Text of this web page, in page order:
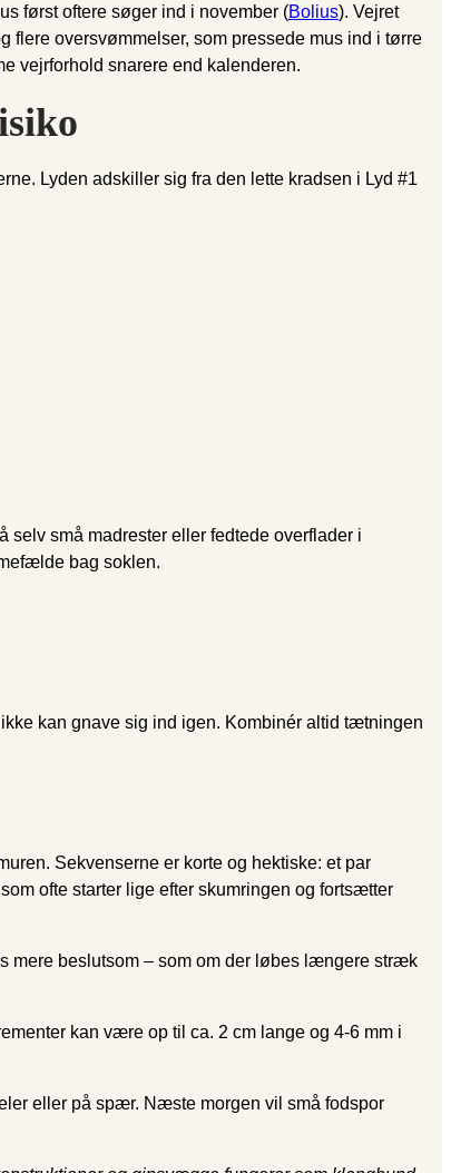
først oftere søger ind i november (Bolius). Vejret
flere oversvømmelser, som pressede mus ind i tørre
vejrforhold snarere end kalenderen.
Lyden adskiller sig fra den lette kradsen i Lyd #1
selv små madrester eller fedtede overflader i
bag soklen.
kan gnave sig ind igen. Kombinér altid tætningen
Sekvenserne er korte og hektiske: et par
ofte starter lige efter skumringen og fortsætter
mere beslutsom – som om der løbes længere stræk
kan være op til ca. 2 cm lange og 4-6 mm i
eller på spær. Næste morgen vil små fodspor